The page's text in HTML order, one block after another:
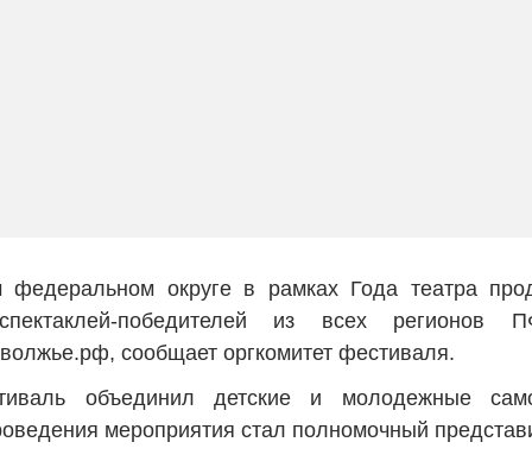
округе в рамках Года театра
победителей из всех
сообщает оргкомитет фестиваля.
объединил детские и молодежные
мероприятия стал полномочный